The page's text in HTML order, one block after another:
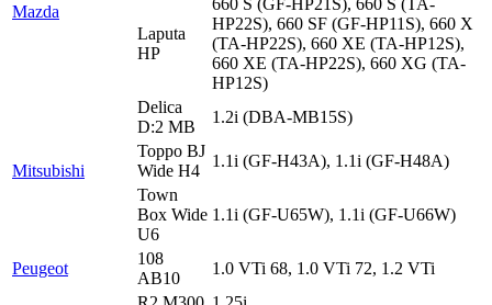
Mazda
Laputa
HP
660 S (GF-HP21S), 660 S (TA-
HP22S), 660 SF (GF-HP11S), 660 X
(TA-HP22S), 660 XE (TA-HP12S),
660 XE (TA-HP22S), 660 XG (TA-
HP12S)
Mitsubishi
Delica
D:2 MB
1.2i (DBA-MB15S)
Toppo BJ
Wide H4
1.1i (GF-H43A), 1.1i (GF-H48A)
Town
Box Wide
U6
1.1i (GF-U65W), 1.1i (GF-U66W)
Peugeot
108
AB10
1.0 VTi 68, 1.0 VTi 72, 1.2 VTi